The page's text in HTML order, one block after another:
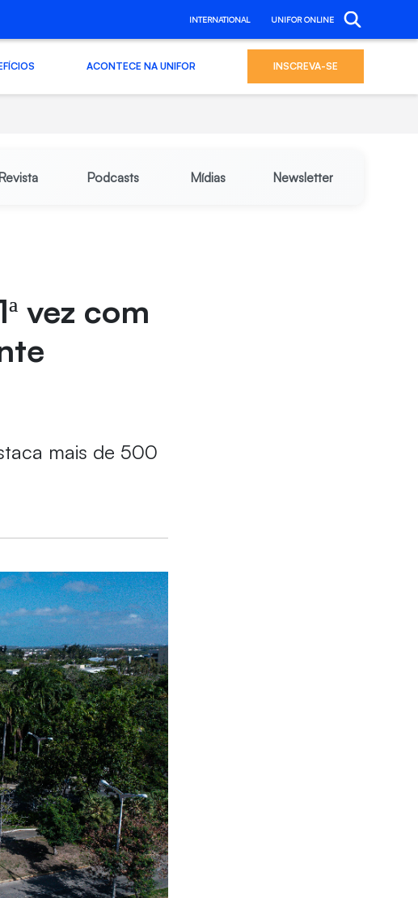
INTERNATIONAL UNIFOR ONLINE
ACONTECE NA UNIFOR INSCREVA-SE
Revista Podcasts Mídias Newsletter
vez com
mais de 500